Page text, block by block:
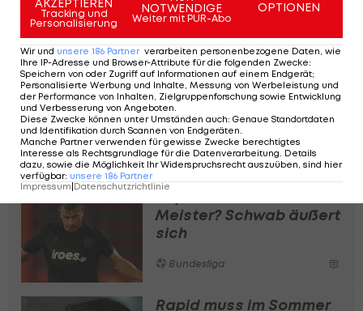
Position steht im vorläufigen EURO-Kader des ÖFB,
könnte sich auf der größten Bühne empfehlen.
Für Armutsbetroffene:
Rapid spendet an
Samariterbund
Bundesliga
Meister? Schwab äußert
sich
Bundesliga
Rapid muss im Sommer
Tracking und
Personalisierung
NOTWENDIGE
Weiter mit PUR-Abo
OPTIONEN
Wir und unsere 186 Partner verarbeiten personenbezogene Daten, wie
Ihre IP-Adresse und Browser-Attribute für die folgenden Zwecke:
Speichern von oder Zugriff auf Informationen auf einem Endgerät;
Personalisierte Werbung und Inhalte, Messung von Werbeleistung und
der Performance von Inhalten, Zielgruppenforschung sowie Entwicklung
und Verbesserung von Angeboten
Diese Zwecke können unter Umständen auch: Genaue Standortdaten
und Identifikation durch Scannen von Endgeräten
Manche Partner verwenden für gewisse Zwecke berechtigtes
Interesse als Rechtsgrundlage für die Datenverarbeitung. Details
dazu, sowie die Möglichkeit Ihr Widerspruchsrecht auszuüben, sind hier
verfügbar: unsere 186 Partner
Impressum|Datenschutzrichtlinie